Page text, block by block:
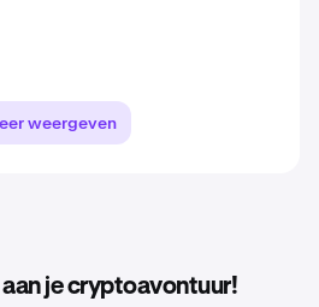
weergeven
aan je cryptoavontuur!